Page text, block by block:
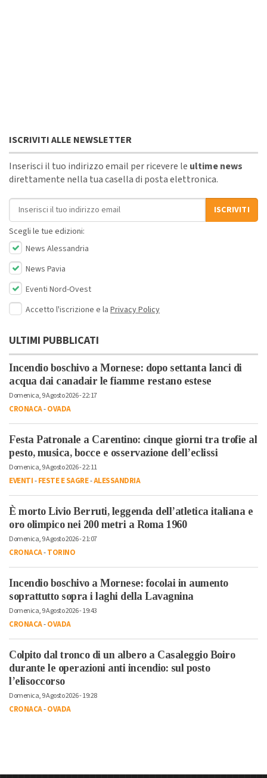
ISCRIVITI ALLE NEWSLETTER
Inserisci il tuo indirizzo email per ricevere le ultime news
direttamente nella tua casella di posta elettronica.
Indirizzo email
ISCRIVITI
Scegli le tue edizioni:
News Alessandria
News Pavia
Eventi Nord-Ovest
Accetto l'iscrizione e la Privacy Policy
ULTIMI PUBBLICATI
Incendio boschivo a Mornese: dopo settanta lanci di
acqua dai canadair le fiamme restano estese
Domenica, 9 Agosto 2026 - 22:17
CRONACA-OVADA
Festa Patronale a Carentino: cinque giorni tra trofie al
pesto, musica, bocce e osservazione dell’eclissi
Domenica, 9 Agosto 2026 - 22:11
EVENTI-FESTE E SAGRE-ALESSANDRIA
È morto Livio Berruti, leggenda dell’atletica italiana e
oro olimpico nei 200 metri a Roma 1960
Domenica, 9 Agosto 2026 - 21:07
CRONACA-TORINO
Incendio boschivo a Mornese: focolai in aumento
soprattutto sopra i laghi della Lavagnina
Domenica, 9 Agosto 2026 - 19:43
CRONACA-OVADA
Colpito dal tronco di un albero a Casaleggio Boiro
durante le operazioni anti incendio: sul posto
l’elisoccorso
Domenica, 9 Agosto 2026 - 19:28
CRONACA-OVADA